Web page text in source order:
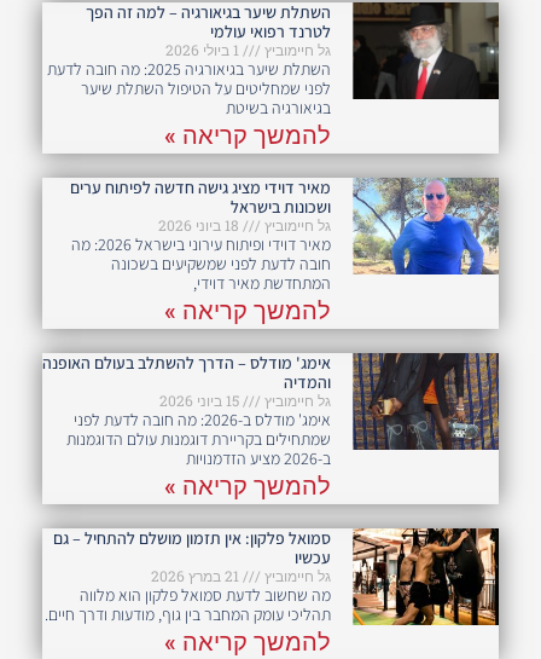
השתלת שיער בגיאורגיה – למה זה הפך
לטרנד רפואי עולמי
גל חיימוביץ
השתלת שיער בגיאורגיה 2025: מה חובה לדעת
לפני שמחליטים על הטיפול השתלת שיער
בגיאורגיה בשיטת
להמשך קריאה »
מאיר דוידי מציג גישה חדשה לפיתוח ערים
ושכונות בישראל
גל חיימוביץ
מאיר דוידי ופיתוח עירוני בישראל 2026: מה
חובה לדעת לפני שמשקיעים בשכונה
המתחדשת מאיר דוידי,
להמשך קריאה »
אימג' מודלס – הדרך להשתלב בעולם האופנה
והמדיה
גל חיימוביץ
אימג' מודלס ב-2026: מה חובה לדעת לפני
שמתחילים בקריירת דוגמנות עולם הדוגמנות
ב-2026 מציע הזדמנויות
להמשך קריאה »
סמואל פלקון: אין תזמון מושלם להתחיל – גם
עכשיו
גל חיימוביץ
מה שחשוב לדעת סמואל פלקון הוא מלווה
תהליכי עומק המחבר בין גוף, מודעות ודרך חיים.
להמשך קריאה »